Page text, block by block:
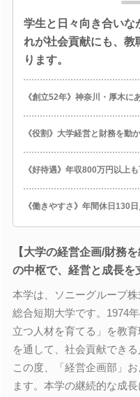
学生と日々向き合いな
れが社会貢献にも、教
ります。
《創立52年》神奈川・厚木に
《役割》大学経営と財務を動
《好待遇》年収800万円以上
《働きやすさ》年間休日130
【大学の経営企画/財務
の中枢で、経営と成長を
本学は、ソニーグループ
総合短期大学です。1974
立つ人材を育てる」を教
を通して、社会貢献でき
この度、「経営企画部」
ます。本学の継続的な成